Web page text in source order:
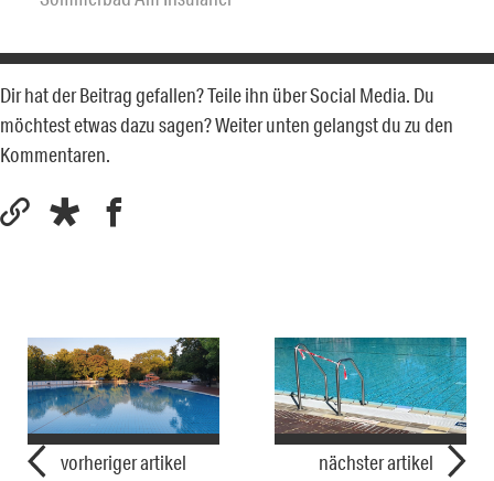
Dir hat der Beitrag gefallen? Teile ihn über Social Media. Du
möchtest etwas dazu sagen? Weiter unten gelangst du zu den
Kommentaren.
vorheriger artikel nächster artikel